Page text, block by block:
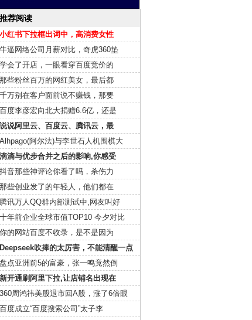
推荐阅读
小红书下拉框出词中，高消费女性
牛逼网络公司月薪对比，奇虎360垫
学会了开店，一眼看穿百度竞价的
那些粉丝百万的网红美女，最后都
千万别在客户面前说不赚钱，那要
百度李彦宏向北大捐赠6.6亿，还是
说说阿里云、百度云、腾讯云，最
Alhpago(阿尔法)与李世石人机围棋大
滴滴与优步合并之后的影响,你感受
抖音那些神评论你看了吗，杀伤力
那些创业发了的年轻人，他们都在
腾讯万人QQ群内部测试中,网友叫好
十年前企业全球市值TOP10 今夕对比
你的网站百度不收录，是不是因为
Deepseek吹捧的太厉害，不能清醒一点
盘点亚洲前5的富豪，张一鸣竟然倒
新开通刷阿里下拉,让店铺名出现在
360周鸿祎美股退市回A股，涨了6倍眼
百度成立“百度搜索公司”太子李